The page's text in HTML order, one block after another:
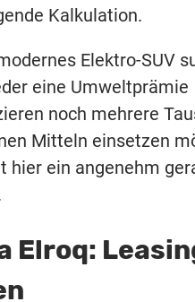
Kalkulation.
Elektro-SUV
eine Umweltprämie
noch mehrere
Mitteln einsetzen
hier ein angenehm
Elroq: